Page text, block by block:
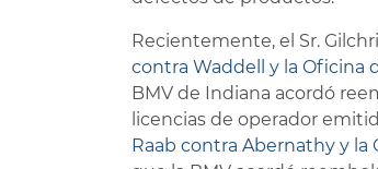
Recientemente, el Sr.
contra Waddell y la Oficina
BMV de Indiana acordó
licencias de operador
Raab contra Abernathy y la